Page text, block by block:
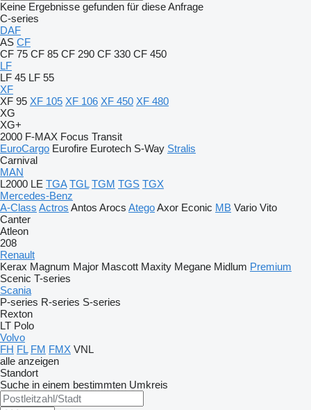
Keine Ergebnisse gefunden für diese Anfrage
C-series
DAF
AS CF
CF 75 CF 85 CF 290 CF 330 CF 450
LF
LF 45 LF 55
XF
XF 95 XF 105 XF 106 XF 450 XF 480
XG
XG+
2000 F-MAX Focus Transit
EuroCargo Eurofire Eurotech S-Way Stralis
Carnival
MAN
L2000 LE TGA TGL TGM TGS TGX
Mercedes-Benz
A-Class Actros Antos Arocs AtegoAxor Econic MB Vario Vito
Canter
Atleon
208
Renault
Kerax Magnum Major Mascott Maxity Megane Midlum Premium
Scenic T-series
Scania
P-series R-series S-series
Rexton
LT Polo
Volvo
FH FL FM FMX VNL
alle anzeigen
Standort
Suche in einem bestimmten Umkreis